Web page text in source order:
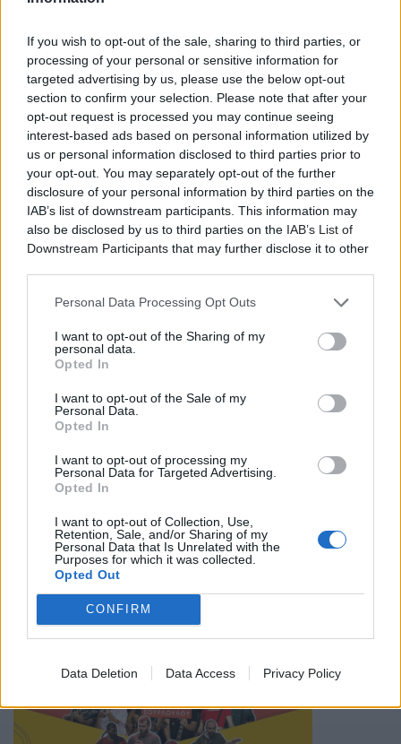
If you wish to opt-out of the sale, sharing to third parties, or
processing of your personal or sensitive information for
targeted advertising by us, please use the below opt-out
section to confirm your selection. Please note that after your
opt-out request is processed you may continue seeing
interest-based ads based on personal information utilized by
us or personal information disclosed to third parties prior to
your opt-out. You may separately opt-out of the further
disclosure of your personal information by third parties on the
IAB’s list of downstream participants. This information may
also be disclosed by us to third parties on the IAB’s List of
Downstream Participants that may further disclose it to other
Personal Data Processing Opt Outs
I want to opt-out of the Sharing of my
personal data.
Opted In
I want to opt-out of the Sale of my
Personal Data.
Opted In
I want to opt-out of processing my
Personal Data for Targeted Advertising.
Opted In
I want to opt-out of Collection, Use,
Retention, Sale, and/or Sharing of my
Personal Data that Is Unrelated with the
Purposes for which it was collected.
Opted Out
CONFIRM
Data Deletion Data Access Privacy Policy
κοινό αποκτά μια σπάνια, αληθινή μαγεία.
Το Ώπα Festival! powered by ΔΕΗ έρχεται για μια
βραδιά όπου η παράδοση συναντά τα σύγχρονα vibes
και φέρνει το απόλυτο καλοκαιρινό γλέντι στην πόλη.
Στη σκηνή του Ώπα Festival! powered by ΔΕΗ
ανεβαίνουν η μοναδική Ελένη Τσαλιγοπούλου, οι
ξεχωριστοί Otra Rota, οι εκρηκτικοί Σουρλουλού και
οι Διονυσιακοί Βουκολική Διαταραχή σε ένα φεστιβάλ
γεμάτο παλμό, χορό, ένταση και αυθεντική
καλοκαιρινή ενέργεια.
Παρουσιάζει ο αγαπημένος stand-up comedian Θωμάς
Ένα line-up που ενώνει τη δύναμη της παράδοσης με
τη σύγχρονη μουσική ενέργεια, σε μια βραδιά…
πραγματικά άλλη φάση.